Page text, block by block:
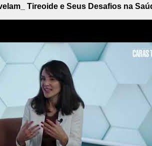
Tireoide e Seus Desafios na